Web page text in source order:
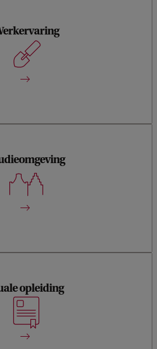
van 6 maanden
uitgeverijen gevestigd zijn
opleiding
in Nederland